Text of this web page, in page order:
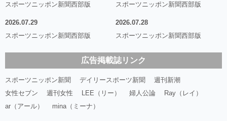
スポーツニッポン新聞西部版
スポーツニッポン新聞西部版
2026.07.29
スポーツニッポン新聞西部版
2026.07.28
スポーツニッポン新聞西部版
広告掲載誌リンク
スポーツニッポン新聞 デイリースポーツ新聞
週刊新潮
女性セブン
週刊女性 LEE（リー） 婦人公論
Ray（レイ）
ar（アール）
mina（ミーナ）